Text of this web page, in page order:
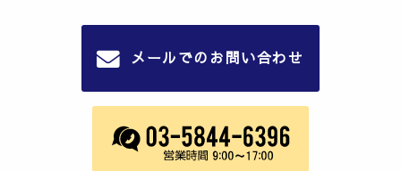
メールでのお問い合わせ